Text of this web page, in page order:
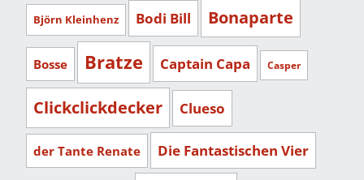
Björn Kleinhenz Bodi Bill Bonaparte
Bosse Bratze Captain Capa Casper
Clickclickdecker Clueso
der Tante Renate Die Fantastischen Vier